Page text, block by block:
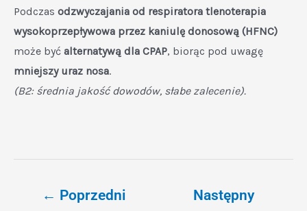
Podczas odzwyczajania od respiratora tlenoterapia
wysokoprzepływowa przez kaniulę donosową (HFNC)
może być alternatywą dla CPAP, biorąc pod uwagę
mniejszy uraz nosa.
(B2: średnia jakość dowodów, słabe zalecenie).
← Poprzedni
Następny